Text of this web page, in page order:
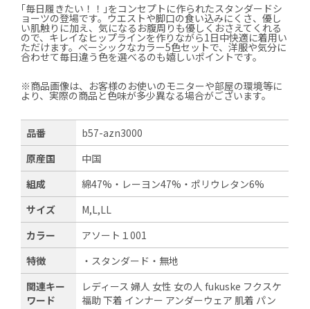
｢毎日履きたい！！｣をコンセプトに作られたスタンダードシ
ョーツの登場です。ウエストや脚口の食い込みにくさ、優し
い肌触りに加え、気になるお腹周りも優しくおさえてくれる
ので、キレイなヒップラインを作りながら1日中快適に着用い
ただけます。ベーシックなカラー5色セットで、洋服や気分に
合わせて毎日違う色を選べるのも嬉しいポイントです。
※商品画像は、お客様のお使いのモニターや部屋の環境等に
より、実際の商品と色味が多少異なる場合がございます。
品番
b57-azn3000
原産国
中国
組成
綿47%・レーヨン47%・ポリウレタン6%
サイズ
M,L,LL
カラー
アソート１001
特徴
・スタンダード・無地
関連キー
ワード
レディース 婦人 女性 女の人 fukuske フクスケ
福助 下着 インナー アンダーウェア 肌着 パン